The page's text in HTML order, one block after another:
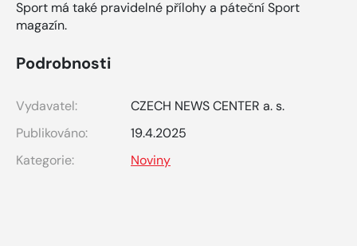
Sport má také pravidelné přílohy a páteční Sport
magazín.
Podrobnosti
Vydavatel:
CZECH NEWS CENTER a. s.
Publikováno:
19.4.2025
Kategorie:
Noviny